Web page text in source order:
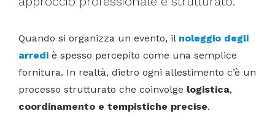
Quando si organizza un evento, il noleggio degli
arredi è spesso percepito come una semplice
fornitura. In realtà, dietro ogni allestimento c’è un
processo strutturato che coinvolge logistica,
coordinamento e tempistiche precise.